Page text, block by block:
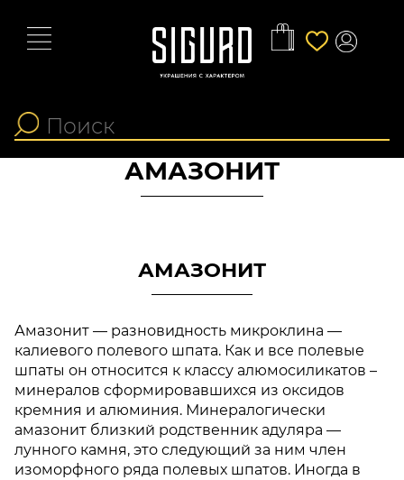
АМАЗОНИТ
АМАЗОНИТ
Амазонит — разновидность микроклина —
калиевого полевого шпата. Как и все полевые
шпаты он относится к классу алюмосиликатов –
минералов сформировавшихся из оксидов
кремния и алюминия. Минералогически
амазонит близкий родственник адуляра —
лунного камня, это следующий за ним член
изоморфного ряда полевых шпатов. Иногда в